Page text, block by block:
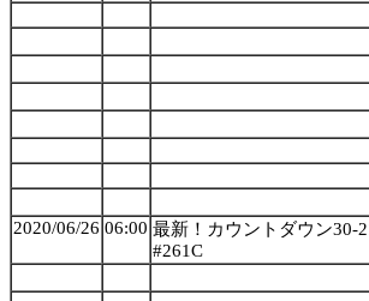
2020/06/26 06:00 最新！カウントダウン30-
#261C